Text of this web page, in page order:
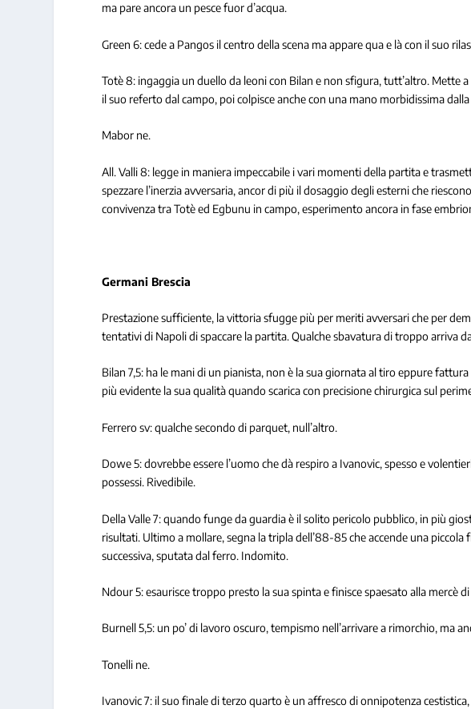
ma pare ancora un pesce fuor d’acqua.
Green 6: cede a Pangos il centro della scena ma appare qua e là con il suo
Totè 8: ingaggia un duello da leoni con Bilan e non sfigura, tutt’altro. Mette
il suo referto dal campo, poi colpisce anche con una mano morbidissima dalla
Mabor ne.
All. Valli 8: legge in maniera impeccabile i vari momenti della partita e
spezzare l’inerzia avversaria, ancor di più il dosaggio degli esterni che
convivenza tra Totè ed Egbunu in campo, esperimento ancora in fase
Germani Brescia
Prestazione sufficiente, la vittoria sfugge più per meriti avversari che per
tentativi di Napoli di spaccare la partita. Qualche sbavatura di troppo arriva
Bilan 7,5: ha le mani di un pianista, non è la sua giornata al tiro eppure
più evidente la sua qualità quando scarica con precisione chirurgica sul
Ferrero sv: qualche secondo di parquet, null’altro.
Dowe 5: dovrebbe essere l’uomo che dà respiro a Ivanovic, spesso e
possessi. Rivedibile.
Della Valle 7: quando funge da guardia è il solito pericolo pubblico, in più
risultati. Ultimo a mollare, segna la tripla dell’88-85 che accende una piccola
successiva, sputata dal ferro. Indomito.
Ndour 5: esaurisce troppo presto la sua spinta e finisce spaesato alla mercè
Burnell 5,5: un po’ di lavoro oscuro, tempismo nell’arrivare a rimorchio, ma
Tonelli ne.
Ivanovic 7: il suo finale di terzo quarto è un affresco di onnipotenza